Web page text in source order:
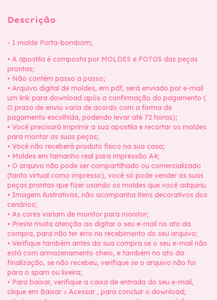
Descrição
- 1 molde Porta-bombom;
• A apostila é composta por MOLDES e FOTOS das peças
prontas;
• Não contém passo a passo;
• Arquivo digital de moldes, em pdf, será enviado por e-mail
um link para download após a confirmação do pagamento (
O prazo de envio varia de acordo com a forma de
pagamento escolhida, podendo levar até 72 horas);
• Você precisará imprimir a sua apostila e recortar os moldes
para montar as suas peças;
• Você não receberá produto físico na sua casa;
• Moldes em tamanho real para impressão A4;
• O arquivo não pode ser compartilhado ou comercializado
(tanto virtual como impresso), você só pode vender as suas
peças prontas que fizer usando os moldes que você adquiriu.
• Imagem ilustrativas, não acompanha itens decorativos dos
cenários;
• As cores variam de monitor para monitor;
• Preste muita atenção ao digitar o seu e-mail no ato da
compra, para não ter erro no recebimento do seu arquivo;
• Verifique também antes da sua compra se o seu e-mail não
está com armazenamento cheio, e também no ato da
finalização, se não recebeu, verifique se o arquivo não foi
para o spam ou lixeira;
• Para baixar, verifique a caixa de entrada do seu e-mail,
clique em Baixar > Acessar , para concluir o download;